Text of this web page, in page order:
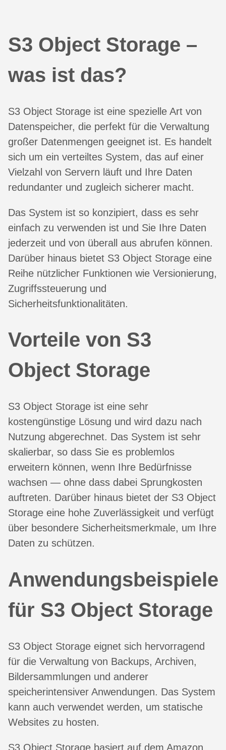
S3 Object Storage –
was ist das?
S3 Object Storage ist eine spezielle Art von
Datenspeicher, die perfekt für die Verwaltung
großer Datenmengen geeignet ist. Es handelt
sich um ein verteiltes System, das auf einer
Vielzahl von Servern läuft und Ihre Daten
redundanter und zugleich sicherer macht.
Das System ist so konzipiert, dass es sehr
einfach zu verwenden ist und Sie Ihre Daten
jederzeit und von überall aus abrufen können.
Darüber hinaus bietet S3 Object Storage eine
Reihe nützlicher Funktionen wie Versionierung,
Zugriffssteuerung und
Sicherheitsfunktionalitäten.
Vorteile von S3
Object Storage
S3 Object Storage ist eine sehr
kostengünstige Lösung und wird dazu nach
Nutzung abgerechnet. Das System ist sehr
skalierbar, so dass Sie es problemlos
erweitern können, wenn Ihre Bedürfnisse
wachsen — ohne dass dabei Sprungkosten
auftreten. Darüber hinaus bietet der S3 Object
Storage eine hohe Zuverlässigkeit und verfügt
über besondere Sicherheitsmerkmale, um Ihre
Daten zu schützen.
Anwendungsbeispiele
für S3 Object Storage
S3 Object Storage eignet sich hervorragend
für die Verwaltung von Backups, Archiven,
Bildersammlungen und anderer
speicherintensiver Anwendungen. Das System
kann auch verwendet werden, um statische
Websites zu hosten.
S3 Object Storage basiert auf dem Amazon